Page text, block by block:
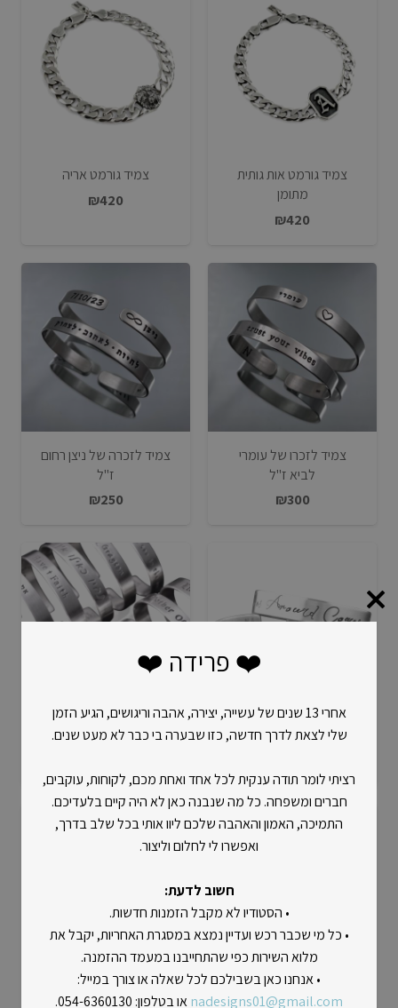
צמיד גורמט אות גותית
מתומן
₪420
צמיד גורמט אריה
₪420
צמיד לזכרו של עומרי
לביא ז"ל
₪300
צמיד לזכרה של ניצן רחום
ז"ל
₪250
צמיד ריקוע כסף 10 מ"מ
צמיד ריקוע כסף 8 מ"מ
צמיד ריקוע כסף 6 מ"מ צמיד ריקוע כסף 5 מ"מ
❤️ פרידה ❤️
אחרי 13 שנים של עשייה, יצירה, אהבה וריגושים, הגיע הזמן
שלי לצאת לדרך חדשה, כזו שבערה בי כבר לא מעט שנים.
רציתי לומר תודה ענקית לכל אחד ואחת מכם, לקוחות, עוקבים,
חברים ומשפחה. כל מה שנבנה כאן לא היה קיים בלעדיכם.
התמיכה, האמון והאהבה שלכם ליוו אותי בכל שלב בדרך,
ואפשרו לי לחלום וליצור.
חשוב לדעת:
• הסטודיו לא מקבל הזמנות חדשות.
• כל מי שכבר רכש ועדיין נמצא במסגרת האחריות, יקבל את
מלוא השירות כפי שהתחייבנו במעמד ההזמנה.
• אנחנו כאן בשבילכם לכל שאלה או צורך במייל:
nadesigns01@gmail.com או בטלפון: 054-6360130.